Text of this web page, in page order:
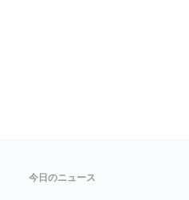
今日のニュース